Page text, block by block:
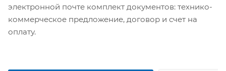
электронной почте комплект документов: технико-
коммерческое предложение, договор и счет на
оплату.